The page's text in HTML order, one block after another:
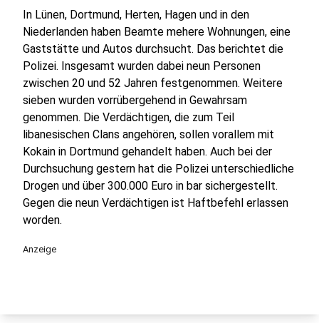
In Lünen, Dortmund, Herten, Hagen und in den
Niederlanden haben Beamte mehere Wohnungen, eine
Gaststätte und Autos durchsucht. Das berichtet die
Polizei. Insgesamt wurden dabei neun Personen
zwischen 20 und 52 Jahren festgenommen. Weitere
sieben wurden vorrübergehend in Gewahrsam
genommen. Die Verdächtigen, die zum Teil
libanesischen Clans angehören, sollen vorallem mit
Kokain in Dortmund gehandelt haben. Auch bei der
Durchsuchung gestern hat die Polizei unterschiedliche
Drogen und über 300.000 Euro in bar sichergestellt.
Gegen die neun Verdächtigen ist Haftbefehl erlassen
worden.
Anzeige